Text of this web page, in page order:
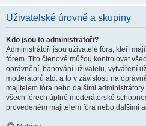
Uživatelské úrovně a skupiny
Kdo jsou to administrátoři?
Administrátoři jsou uživatelé fóra, kteří
fórem. Tito členové můžou kontrolovat
oprávnění, banování uživatelů, vytváření
moderátorů atd. a to v závislosti na
majitelem fóra nebo dalšími
všech fórech úplné moderátorské
provedeném majitelem fóra nebo dalšími